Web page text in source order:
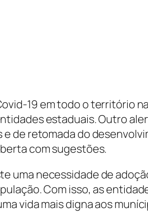
19 em todo o território
estaduais. Outro
de retomada do
com sugestões.
uma necessidade de
Com isso, as
vida mais digna aos